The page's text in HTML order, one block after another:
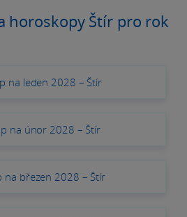
horoskopy Štír pro rok
na leden 2028 – Štír
na únor 2028 – Štír
na březen 2028 – Štír